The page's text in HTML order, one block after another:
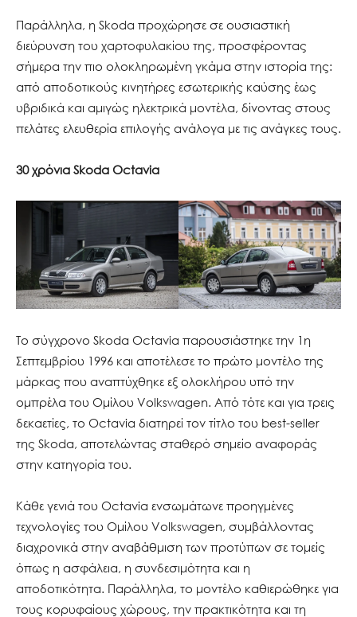
Παράλληλα, η Skoda προχώρησε σε ουσιαστική
διεύρυνση του χαρτοφυλακίου της, προσφέροντας
σήμερα την πιο ολοκληρωμένη γκάμα στην ιστορία της:
από αποδοτικούς κινητήρες εσωτερικής καύσης έως
υβριδικά και αμιγώς ηλεκτρικά μοντέλα, δίνοντας στους
πελάτες ελευθερία επιλογής ανάλογα με τις ανάγκες τους.
30 χρόνια Skoda Octavia
Το σύγχρονο Skoda Octavia παρουσιάστηκε την 1η
Σεπτεμβρίου 1996 και αποτέλεσε το πρώτο μοντέλο της
μάρκας που αναπτύχθηκε εξ ολοκλήρου υπό την
ομπρέλα του Ομίλου Volkswagen. Από τότε και για τρεις
δεκαετίες, το Octavia διατηρεί τον τίτλο του best-seller
της Skoda, αποτελώντας σταθερό σημείο αναφοράς
στην κατηγορία του.
Κάθε γενιά του Octavia ενσωμάτωνε προηγμένες
τεχνολογίες του Ομίλου Volkswagen, συμβάλλοντας
διαχρονικά στην αναβάθμιση των προτύπων σε τομείς
όπως η ασφάλεια, η συνδεσιμότητα και η
αποδοτικότητα. Παράλληλα, το μοντέλο καθιερώθηκε για
τους κορυφαίους χώρους, την πρακτικότητα και τη